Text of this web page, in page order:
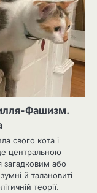
Фашизм.
свого кота і
центральною
загадковим або
й талановиті
теорії.